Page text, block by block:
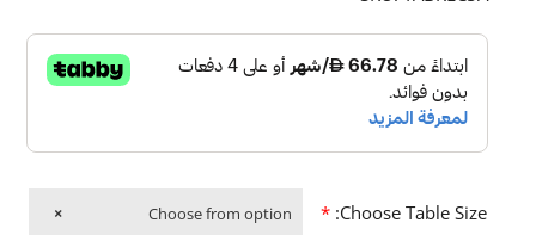
Choose Table Size:
*
× Choose from option